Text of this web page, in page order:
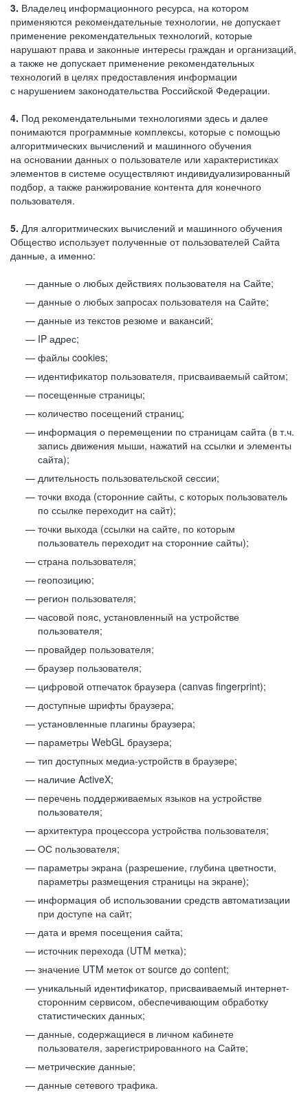
3. Владелец информационного ресурса, на котором
применяются рекомендательные технологии, не допускает
применение рекомендательных технологий, которые
нарушают права и законные интересы граждан и организаций,
а также не допускает применение рекомендательных
технологий в целях предоставления информации
с нарушением законодательства Российской Федерации.
4. Под рекомендательными технологиями здесь и далее
понимаются программные комплексы, которые с помощью
алгоритмических вычислений и машинного обучения
на основании данных о пользователе или характеристиках
элементов в системе осуществляют индивидуализированный
подбор, а также ранжирование контента для конечного
пользователя.
5. Для алгоритмических вычислений и машинного обучения
Общество использует полученные от пользователей Сайта
данные, а именно:
данные о любых действиях пользователя на Сайте;
данные о любых запросах пользователя на Сайте;
данные из текстов резюме и вакансий;
IP адрес;
файлы cookies;
идентификатор пользователя, присваиваемый сайтом;
посещенные страницы;
количество посещений страниц;
информация о перемещении по страницам сайта (в т.ч.
запись движения мыши, нажатий на ссылки и элементы
сайта);
длительность пользовательской сессии;
точки входа (сторонние сайты, с которых пользователь
по ссылке переходит на сайт);
точки выхода (ссылки на сайте, по которым
пользователь переходит на сторонние сайты);
страна пользователя;
геопозицию;
регион пользователя;
часовой пояс, установленный на устройстве
пользователя;
провайдер пользователя;
браузер пользователя;
цифровой отпечаток браузера (canvas fingerprint);
доступные шрифты браузера;
установленные плагины браузера;
параметры WebGL браузера;
тип доступных медиа-устройств в браузере;
наличие ActiveX;
перечень поддерживаемых языков на устройстве
пользователя;
архитектура процессора устройства пользователя;
ОС пользователя;
параметры экрана (разрешение, глубина цветности,
параметры размещения страницы на экране);
информация об использовании средств автоматизации
при доступе на сайт;
дата и время посещения сайта;
источник перехода (UTM метка);
значение UTM меток от source до content;
уникальный идентификатор, присваиваемый интернет-
сторонним сервисом, обеспечивающим обработку
статистических данных;
данные, содержащиеся в личном кабинете
пользователя, зарегистрированного на Сайте;
метрические данные;
данные сетевого трафика.